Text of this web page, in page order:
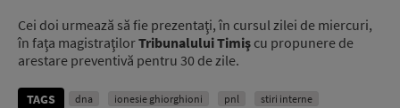
Cei doi urmează să fie prezentaţi, în cursul zilei de miercuri,
în faţa magistraţilorTribunalului Timiş cu propunere de
arestare preventivă pentru 30 de zile.
TAGS dna ionesie ghiorghioni pnl stiri interne